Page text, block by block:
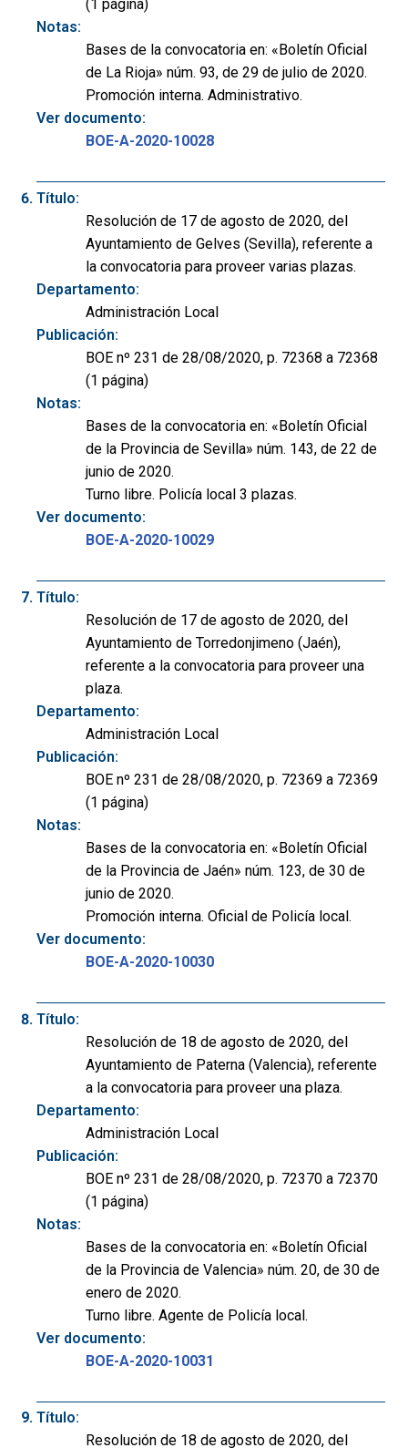
(1 página)
Notas:
Bases de la convocatoria en: «Boletín Oficial
de La Rioja» núm. 93, de 29 de julio de 2020.
Promoción interna. Administrativo.
Ver documento:
BOE-A-2020-10028
Título:
Resolución de 17 de agosto de 2020, del
Ayuntamiento de Gelves (Sevilla), referente a
la convocatoria para proveer varias plazas.
Departamento:
Administración Local
Publicación:
BOE nº 231 de 28/08/2020, p. 72368 a 72368
(1 página)
Notas:
Bases de la convocatoria en: «Boletín Oficial
de la Provincia de Sevilla» núm. 143, de 22 de
junio de 2020.
Turno libre. Policía local 3 plazas.
Ver documento:
BOE-A-2020-10029
Título:
Resolución de 17 de agosto de 2020, del
Ayuntamiento de Torredonjimeno (Jaén),
referente a la convocatoria para proveer una
plaza.
Departamento:
Administración Local
Publicación:
BOE nº 231 de 28/08/2020, p. 72369 a 72369
(1 página)
Notas:
Bases de la convocatoria en: «Boletín Oficial
de la Provincia de Jaén» núm. 123, de 30 de
junio de 2020.
Promoción interna. Oficial de Policía local.
Ver documento:
BOE-A-2020-10030
Título:
Resolución de 18 de agosto de 2020, del
Ayuntamiento de Paterna (Valencia), referente
a la convocatoria para proveer una plaza.
Departamento:
Administración Local
Publicación:
BOE nº 231 de 28/08/2020, p. 72370 a 72370
(1 página)
Notas:
Bases de la convocatoria en: «Boletín Oficial
de la Provincia de Valencia» núm. 20, de 30 de
enero de 2020.
Turno libre. Agente de Policía local.
Ver documento:
BOE-A-2020-10031
Título:
Resolución de 18 de agosto de 2020, del